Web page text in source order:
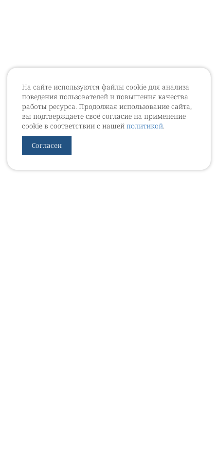
На сайте используются файлы cookie для анализа
поведения пользователей и повышения качества
работы ресурса. Продолжая использование сайта,
вы подтверждаете своё согласие на применение
cookie в соответствии с нашей политикой.
Согласен